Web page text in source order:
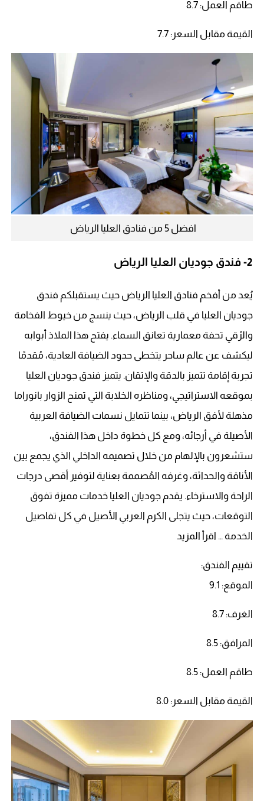
طاقم العمل: 8.7
القيمة مقابل السعر: 7.7
افضل 5 من فنادق العليا الرياض
2- فندق جوديان العليا الرياض
يُعد من أفخم فنادق العليا الرياض حيث يستقبلكم فندق
جوديان العليا في قلب الرياض، حيث ينسج من خيوط الفخامة
والرُقي تحفة معمارية تعانق السماء. يفتح هذا الملاذ أبوابه
ليكشف عن عالم ساحر يتخطى حدود الضيافة العادية، مُقدمًا
تجربة إقامة تتميز بالدقة والإتقان. يتميز فندق جوديان العليا
بموقعه الاستراتيجي، ومناظره الخلابة التي تمنح الزوار بانوراما
مذهلة لأفق الرياض، بينما تتمايل نسمات الضيافة العربية
الأصيلة في أرجائه، ومع كل خطوة داخل هذا الفندق،
ستشعرون بالإلهام من خلال تصميمه الداخلي الذي يجمع بين
الأناقة والحداثة، وغرفه المُصممة بعناية لتوفير أقصى درجات
الراحة والاسترخاء. يقدم جوديان العليا خدمات مميزة تفوق
التوقعات، حيث يتجلى الكرم العربي الأصيل في كل تفاصيل
الخدمة … اقرأ المزيد
تقييم الفندق:
الموقع: 9.1
الغرف: 8.7
المرافق: 8.5
طاقم العمل: 8.5
القيمة مقابل السعر: 8.0